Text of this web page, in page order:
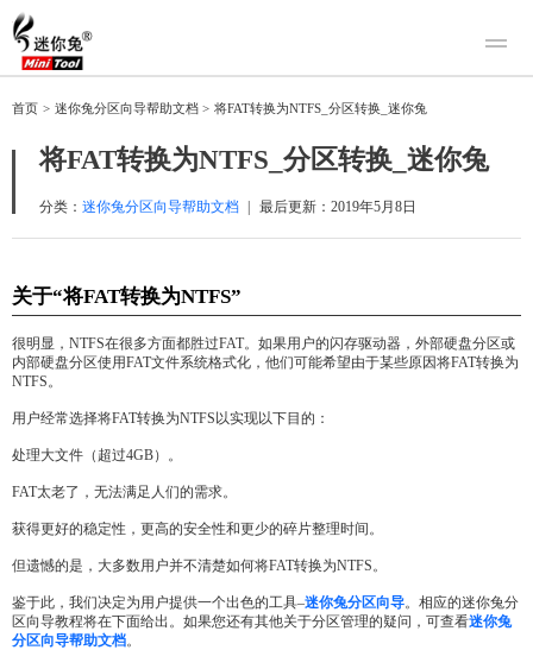
产品
迷你兔分区向导
下载
购买
帮助中心
关于我们
关于迷你兔
首页 > 迷你兔分区向导帮助文档 > 将FAT转换为NTFS_分区转换_迷你兔
将FAT转换为NTFS_分区转换_迷你兔
分类： 迷你兔分区向导帮助文档 最后更新： 2019年5月8日
关于“将FAT转换为NTFS”
很明显，NTFS在很多方面都胜过FAT。如果用户的闪存驱动器，外部硬盘分区或
内部硬盘分区使用FAT文件系统格式化，他们可能希望由于某些原因将FAT转换为
NTFS。
用户经常选择将FAT转换为NTFS以实现以下目的：
处理大文件（超过4GB）。
FAT太老了，无法满足人们的需求。
获得更好的稳定性，更高的安全性和更少的碎片整理时间。
但遗憾的是，大多数用户并不清楚如何将FAT转换为NTFS。
鉴于此，我们决定为用户提供一个出色的工具–迷你兔分区向导。相应的迷你兔分
区向导教程将在下面给出。如果您还有其他关于分区管理的疑问，可查看迷你兔
分区向导帮助文档。